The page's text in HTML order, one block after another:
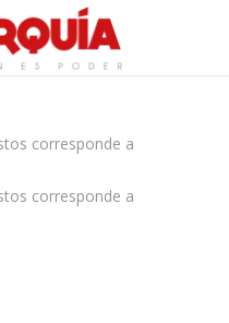
corresponde a
corresponde a